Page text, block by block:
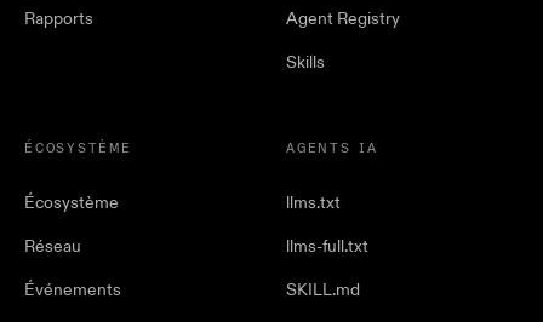
Rapports Agent Registry
Skills
ÉCOSYSTÈME
Écosystème
Réseau
Événements
AGENTS IA
llms.txt
llms-full.txt
SKILL.md